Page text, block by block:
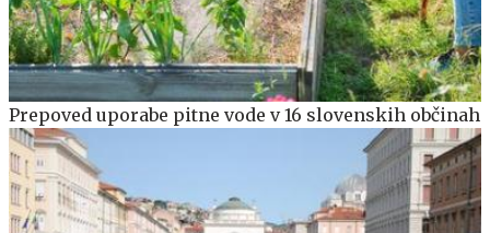
Prepoved uporabe pitne vode v 16 slovenskih občinah